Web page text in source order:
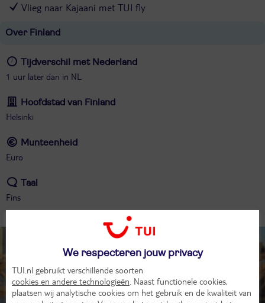
Vlieg naar Kajaani met TUI fly
Over Finland
Tijdverschil met Nederland
1 uur later dan in NL
Hoofdstad van Finland
Helsinki
Munteenheid
Euro
Taal
Fins
We respecteren jouw privacy
TUI.nl gebruikt verschillende soorten
cookies en andere technologieën . Naast functionele cookies,
plaatsen wij analytische cookies om het gebruik en de kwaliteit van